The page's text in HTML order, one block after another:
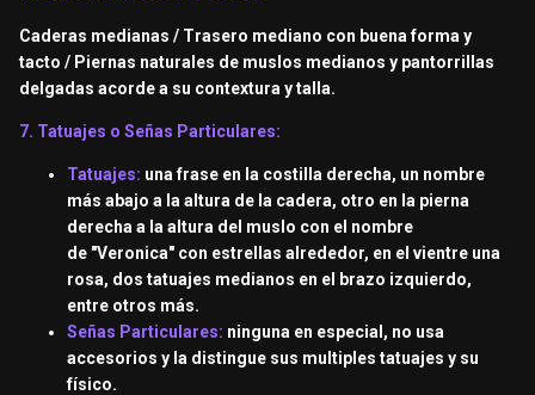
Caderas medianas / Trasero mediano con buena forma y
tacto / Piernas naturales de muslos medianos y pantorrillas
delgadas acorde a su contextura y talla.
7. Tatuajes o Señas Particulares:
Tatuajes: una frase en la costilla derecha, un nombre
más abajo a la altura de la cadera, otro en la pierna
derecha a la altura del muslo con el nombre
de "Veronica" con estrellas alrededor, en el vientre una
rosa, dos tatuajes medianos en el brazo izquierdo,
entre otros más.
Señas Particulares: ninguna en especial, no usa
accesorios y la distingue sus multiples tatuajes y su
físico.